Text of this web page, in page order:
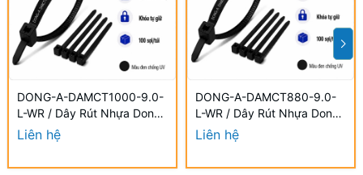
DONG-A-DAMCT1000-9.0-
L-WR / Dây Rút Nhựa Dong-
A 9.0×1000mm Chống UV
Liên hệ
DONG-A-DAMCT880-9.0-
L-WR / Dây Rút Nhựa Dong-
A 9.0×880mm Chống UV
Liên hệ